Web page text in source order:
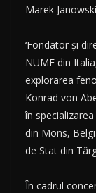
Marek
‘Fondator și
NUME din
explorarea
Konrad von
în
din Mons,
de Stat din
În cadrul